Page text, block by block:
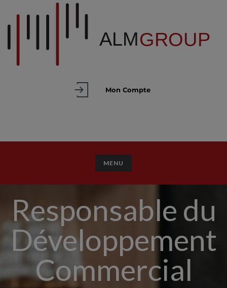
Mon Compte
TOGGLE NAVIGATION
MENU
Responsable du
Développement
Commercial